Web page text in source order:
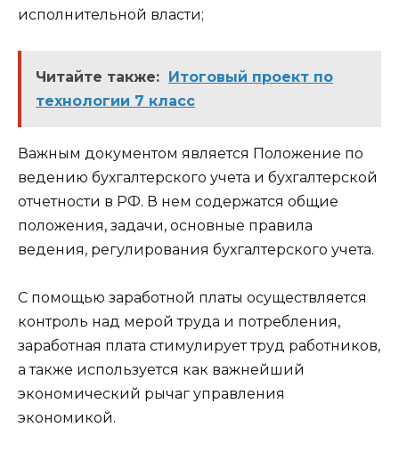
исполнительной власти;
Читайте также:
Итоговый проект по
технологии 7 класс
Важным документом является Положение по
ведению бухгалтерского учета и бухгалтерской
отчетности в РФ. В нем содержатся общие
положения, задачи, основные правила
ведения, регулирования бухгалтерского учета.
С помощью заработной платы осуществляется
контроль над мерой труда и потребления,
заработная плата стимулирует труд работников,
а также используется как важнейший
экономический рычаг управления
экономикой.